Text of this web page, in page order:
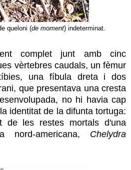
queloni (de moment) indeterminat.
complet junt amb cinc
vèrtebres caudals, un fèmur
una fíbula dreta i dos
que presentava una cresta
no hi havia cap
identitat de la difunta tortuga:
de les restes mortals d'una
nord-americana, Chelydra